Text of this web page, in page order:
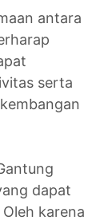
antara
serta
dapat
karena